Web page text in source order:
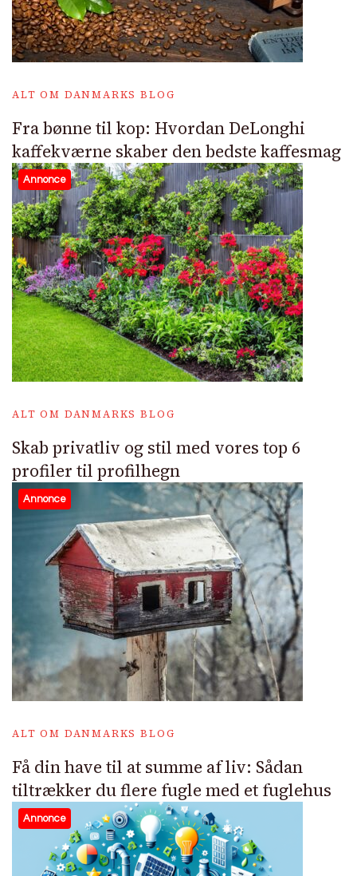
ALT OM DANMARKS BLOG
Fra bønne til kop: Hvordan DeLonghi
kaffekværne skaber den bedste kaffesmag
Annonce
ALT OM DANMARKS BLOG
Skab privatliv og stil med vores top 6
profiler til profilhegn
Annonce
ALT OM DANMARKS BLOG
Få din have til at summe af liv: Sådan
tiltrækker du flere fugle med et fuglehus
Annonce